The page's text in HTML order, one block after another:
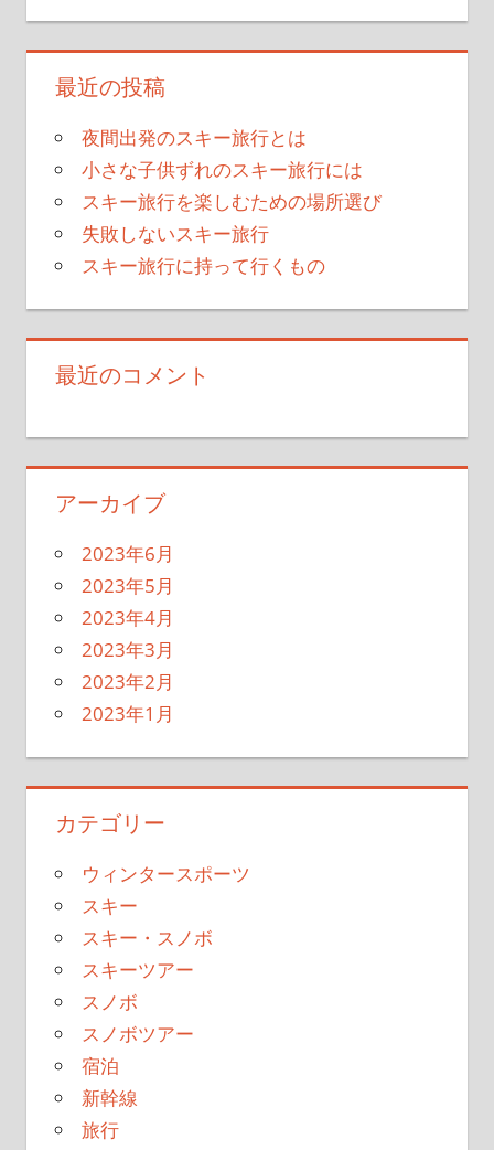
最近の投稿
夜間出発のスキー旅行とは
小さな子供ずれのスキー旅行には
スキー旅行を楽しむための場所選び
失敗しないスキー旅行
スキー旅行に持って行くもの
最近のコメント
アーカイブ
2023年6月
2023年5月
2023年4月
2023年3月
2023年2月
2023年1月
カテゴリー
ウィンタースポーツ
スキー
スキー・スノボ
スキーツアー
スノボ
スノボツアー
宿泊
新幹線
旅行